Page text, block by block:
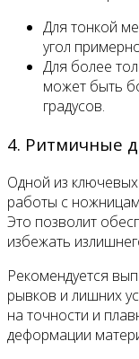
Для тонкой
угол
Для более
может быть
градусов.
4. Ритмичные
Одной из
работы с
Это позволит
избежать
Рекомендуется
рывков и лишних
на точности и
деформации